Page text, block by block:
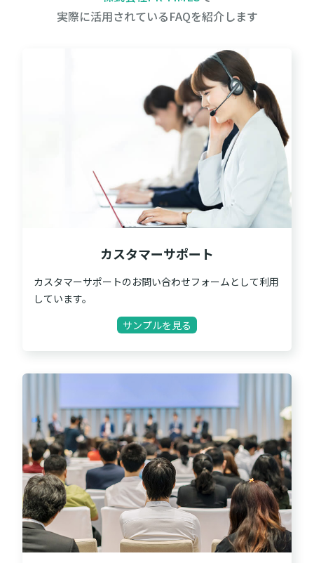
実際に活用されているFAQを紹介します
カスタマーサポート
カスタマーサポートのお問い合わせフォームとして利用
しています。
サンプルを見る